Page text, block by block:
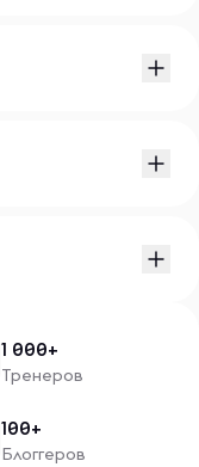
1 000+
Тренеров
100+
Блоггеров